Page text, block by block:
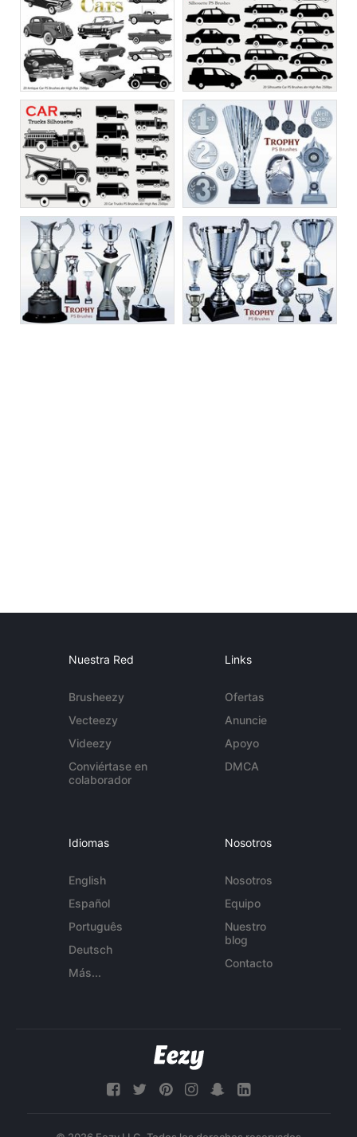
Nuestra Red
Brusheezy
Vecteezy
Videezy
Conviértase en
colaborador
Links
Ofertas
Anuncie
Apoyo
DMCA
Idiomas
English
Español
Português
Deutsch
Más...
Nosotros
Nosotros
Equipo
Nuestro
blog
Contacto